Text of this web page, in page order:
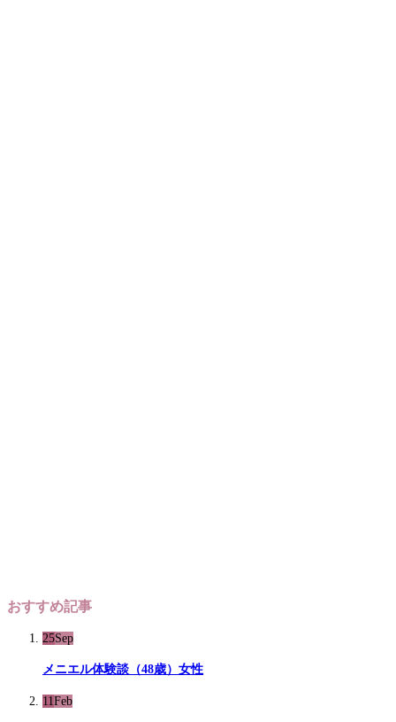
おすすめ記事
25Sep
メニエル体験談（48歳）女性
11 Feb